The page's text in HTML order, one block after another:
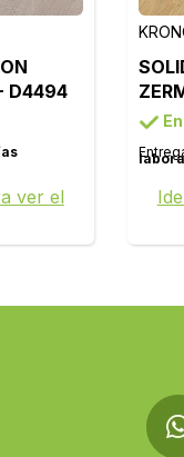
D4494
ver el